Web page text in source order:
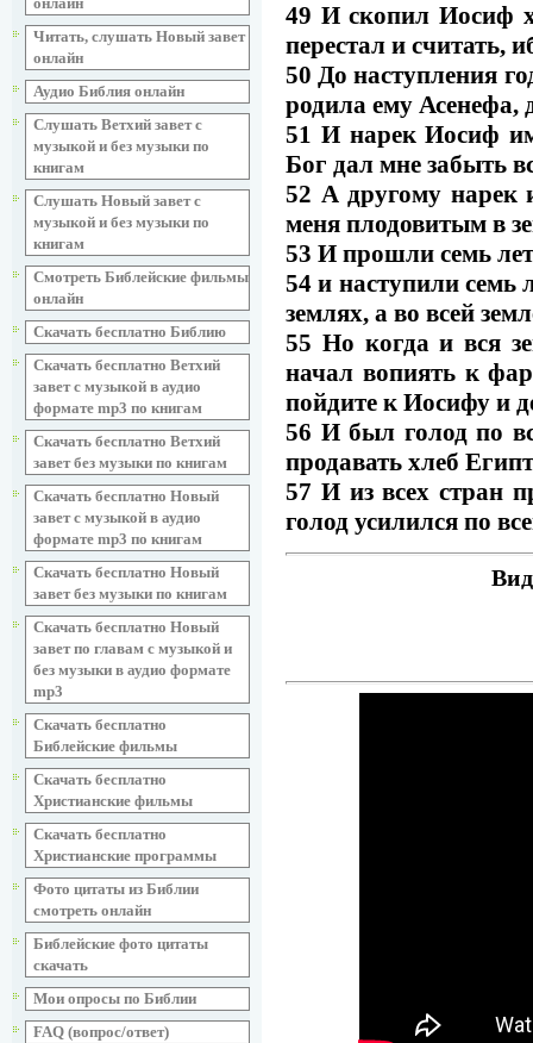
Читать, слушать Новый завет
онлайн
Аудио Библия онлайн
Слушать Ветхий завет с
музыкой и без музыки по
книгам
Слушать Новый завет с
музыкой и без музыки по
книгам
Смотреть Библейские фильмы
онлайн
Скачать бесплатно Библию
Скачать бесплатно Ветхий
завет с музыкой в аудио
формате mp3 по книгам
Скачать бесплатно Ветхий
завет без музыки по книгам
Скачать бесплатно Новый
завет с музыкой в аудио
формате mp3 по книгам
Скачать бесплатно Новый
завет без музыки по книгам
Скачать бесплатно Новый
завет по главам с музыкой и
без музыки в аудио формате
mp3
Скачать бесплатно
Библейские фильмы
Скачать бесплатно
Христианские фильмы
Скачать бесплатно
Христианские программы
Фото цитаты из Библии
смотреть онлайн
Библейские фото цитаты
скачать
Мои опросы по Библии
FAQ (вопрос/ответ)
49 И скопил Иосиф
перестал и считать,
50 До наступления
родила ему Асенефа,
51 И нарек Иосиф
Бог дал мне забыть
52 А другому нарек
меня плодовитым в
53 И прошли семь
54 и наступили семь
землях, а во всей
55 Но когда и вся
начал вопиять к
пойдите к Иосифу и
56 И был голод по
продавать хлеб
57 И из всех стран
голод усилился по